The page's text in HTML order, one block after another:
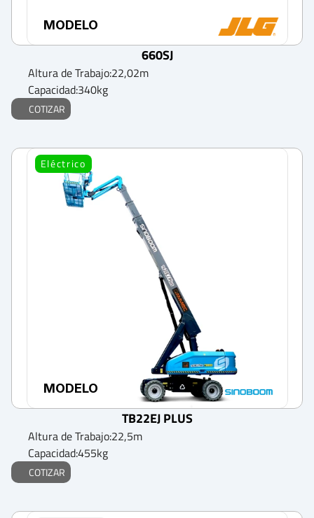
MODELO
660SJ
Altura de Trabajo:22,02m
Capacidad:340kg
COTIZAR
Eléctrico
MODELO
TB22EJ PLUS
Altura de Trabajo:22,5m
Capacidad:455kg
COTIZAR